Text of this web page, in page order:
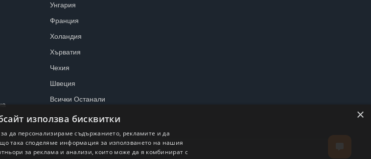
Унгария
Франция
Холандия
Хърватия
Чехия
Швеция
Всички Останали
×
използва бисквитки
да персонализираме съдържанието, рекламите и да
така споделяме информация за използването на нашия
за реклама и анализи, които може да я комбинират с